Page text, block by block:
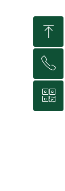
ꁸ
回到顶部
ꂅ
0411-39216869
ꀥ